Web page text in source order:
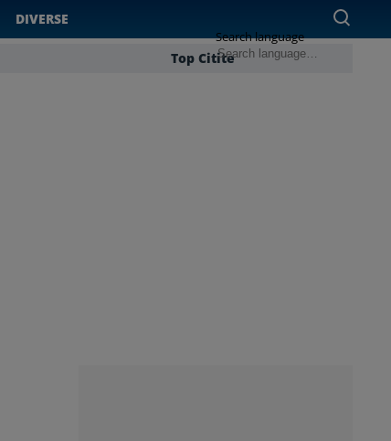
DIVERSE
Top Citite
Search language